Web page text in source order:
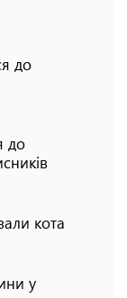
до
до
кота
у